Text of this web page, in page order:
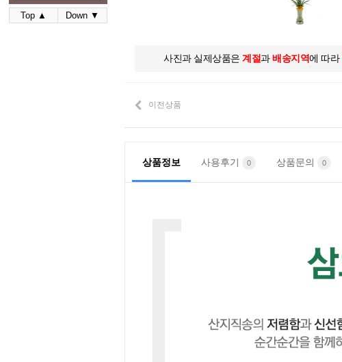
Top ▲ Down ▼
사진과 실제상품은 계절과배송지역에 따라
이전상품
상품정보 사용후기 0 상품문의 0